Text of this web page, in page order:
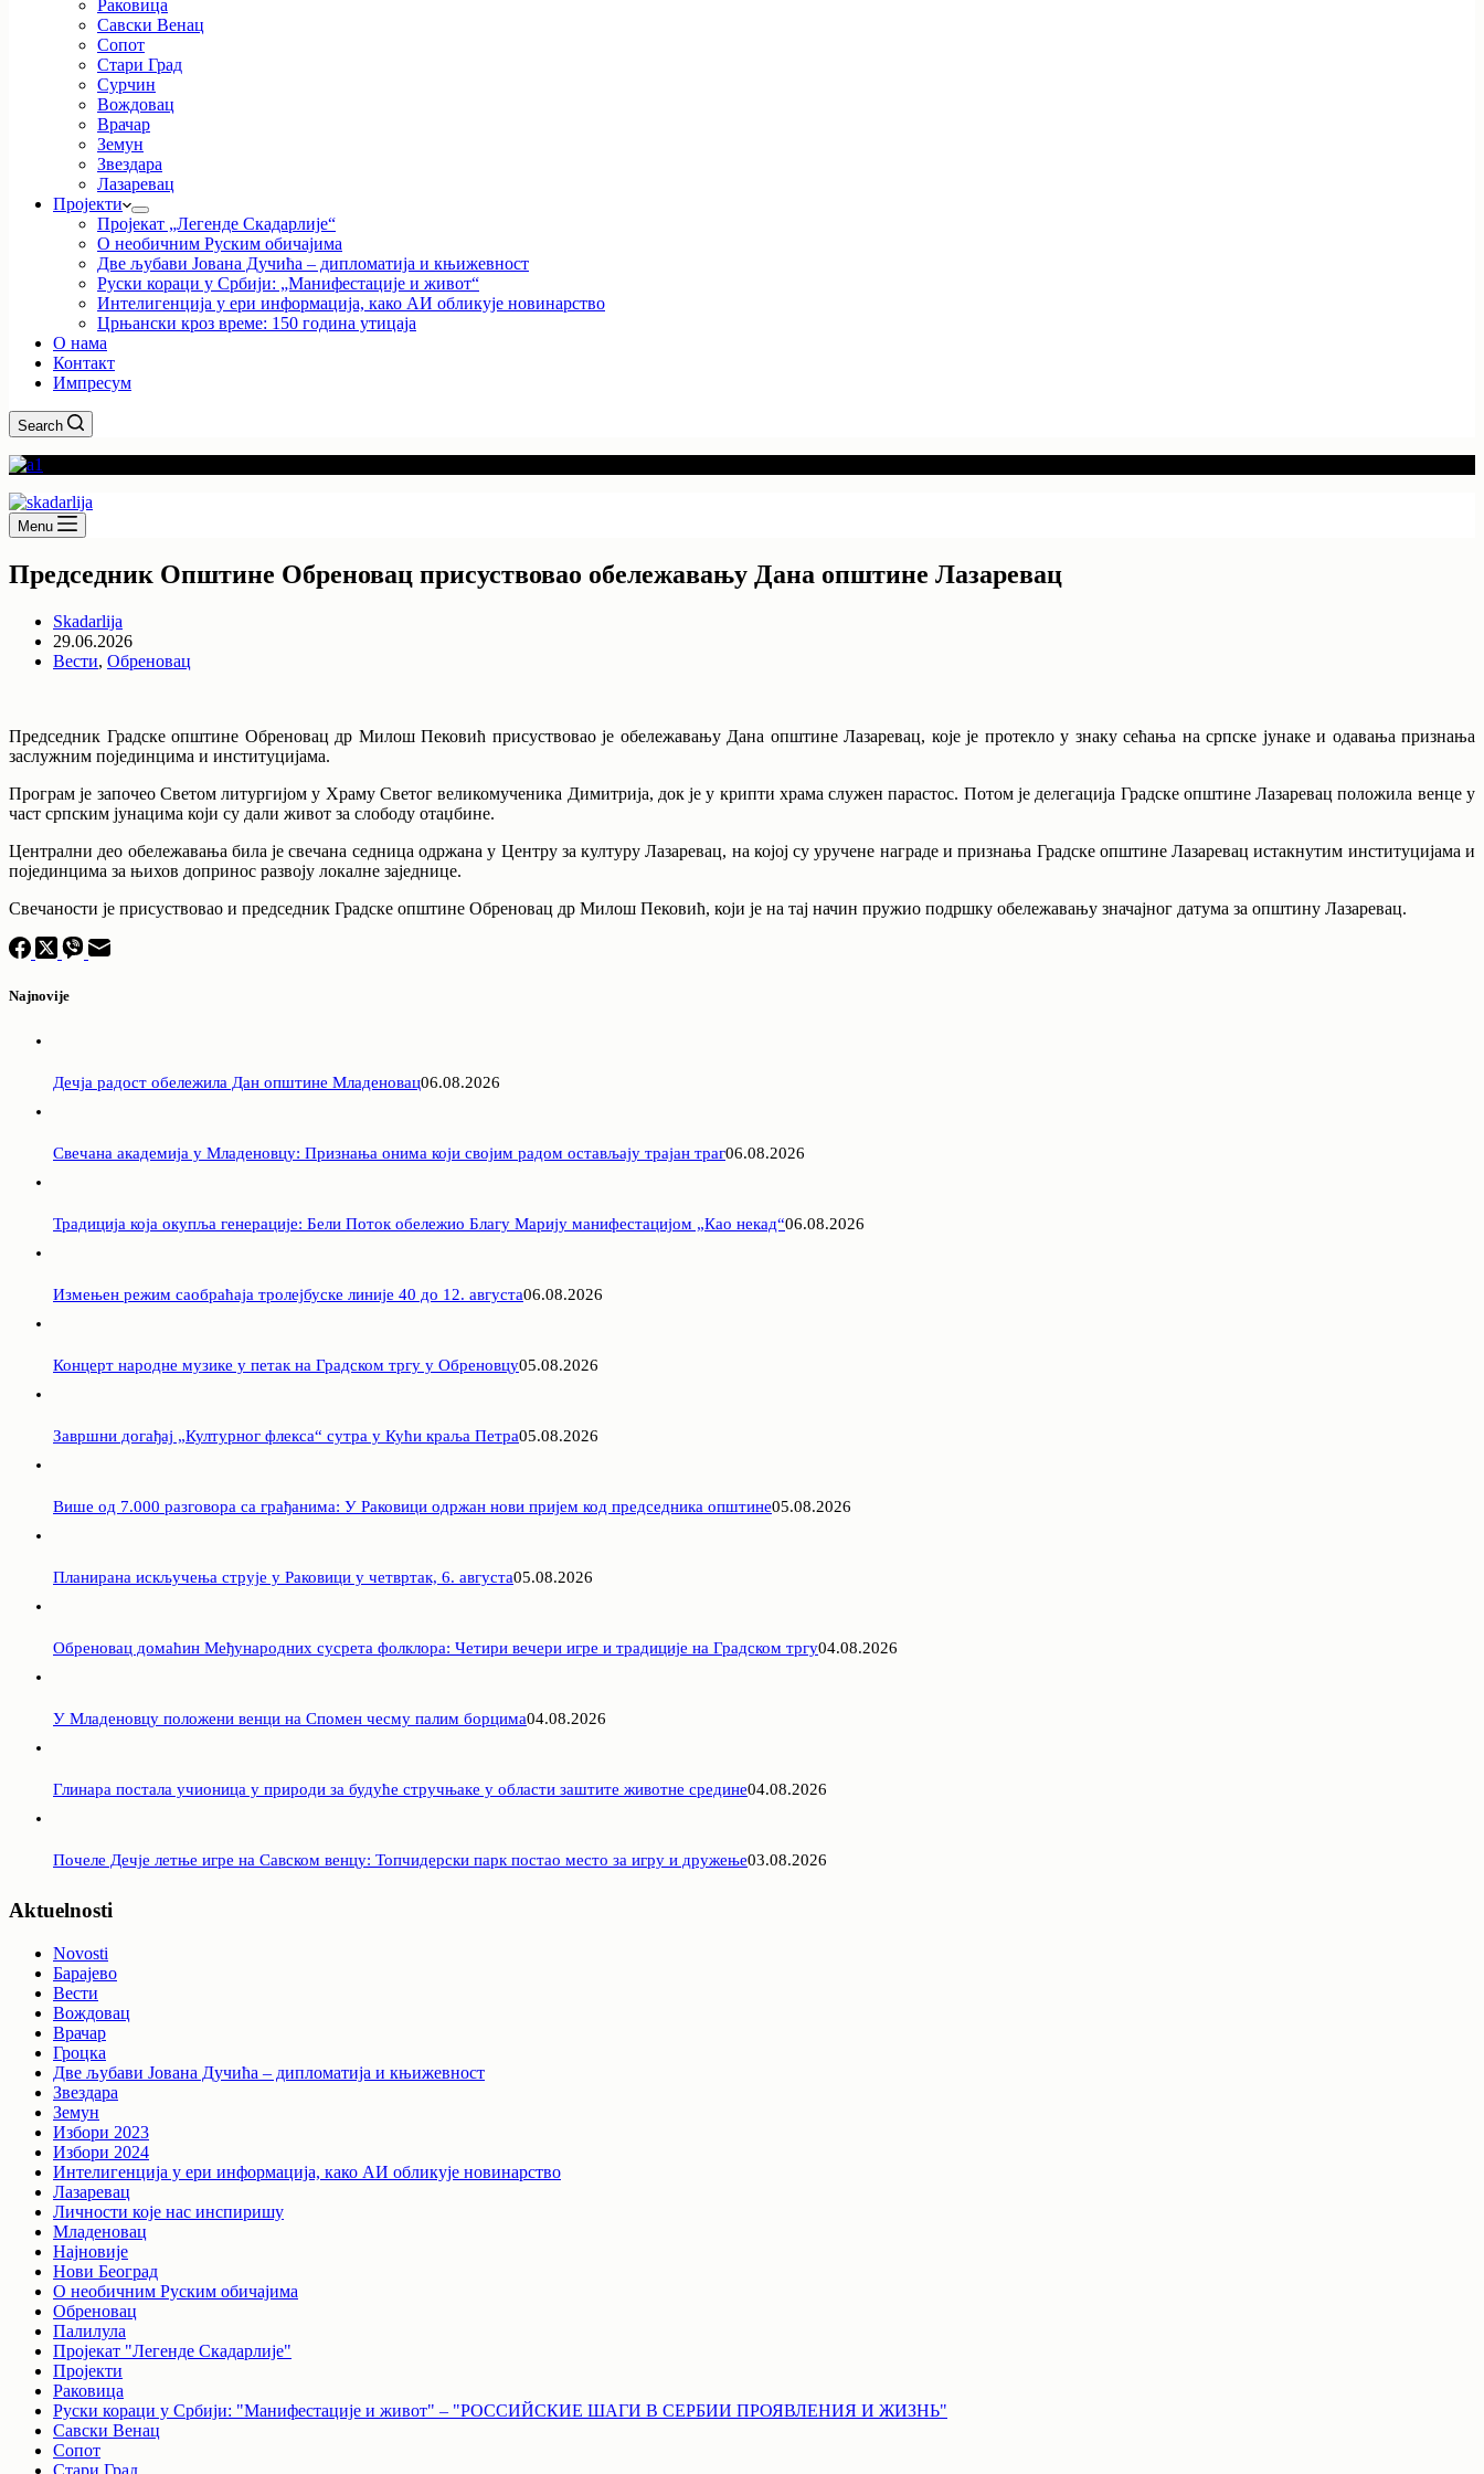
Раковица
Савски Венац
Сопот
Стари Град
Сурчин
Вождовац
Врачар
Земун
Звездара
Лазаревац
Пројекти
Пројекат „Легенде Скадарлије“
О необичним Руским обичајима
Две љубави Јована Дучића – дипломатија и књижевност
Руски кораци у Србији: „Манифестације и живот“
Интелигенција у ери информација, како АИ обликује новинарство
Црњански кроз време: 150 година утицаја
О нама
Контакт
Импресум
Search
Menu
Председник Општине Обреновац присуствовао обележавању Дана општине Лазаревац
Skadarlija
29.06.2026
Вести, Обреновац
Председник Градске општине Обреновац др Милош Пековић присуствовао је обележавању Дана општине Лазаревац, које је протекло у знаку сећања на српске јунаке и одавања признања
заслужним појединцима и институцијама.
Програм је започео Светом литургијом у Храму Светог великомученика Димитрија, док је у крипти храма служен парастос. Потом је делегација Градске општине Лазаревац положила венце у
част српским јунацима који су дали живот за слободу отаџбине.
Централни део обележавања била је свечана седница одржана у Центру за културу Лазаревац, на којој су уручене награде и признања Градске општине Лазаревац истакнутим институцијама и
појединцима за њихов допринос развоју локалне заједнице.
Свечаности је присуствовао и председник Градске општине Обреновац др Милош Пековић, који је на тај начин пружио подршку обележавању значајног датума за општину Лазаревац.
Najnovije
Дечја радост обележила Дан општине Младеновац06.08.2026
Свечана академија у Младеновцу: Признања онима који својим радом остављају трајан траг06.08.2026
Традиција која окупља генерације: Бели Поток обележио Благу Марију манифестацијом „Као некад“06.08.2026
Измењен режим саобраћаја тролејбуске линије 40 до 12. августа06.08.2026
Концерт народне музике у петак на Градском тргу у Обреновцу05.08.2026
Завршни догађај „Културног флекса“ сутра у Кући краља Петра05.08.2026
Више од 7.000 разговора са грађанима: У Раковици одржан нови пријем код председника општине05.08.2026
Планирана искључења струје у Раковици у четвртак, 6. августа05.08.2026
Обреновац домаћин Међународних сусрета фолклора: Четири вечери игре и традиције на Градском тргу04.08.2026
У Младеновцу положени венци на Спомен чесму палим борцима04.08.2026
Глинара постала учионица у природи за будуће стручњаке у области заштите животне средине04.08.2026
Почеле Дечје летње игре на Савском венцу: Топчидерски парк постао место за игру и дружење03.08.2026
Aktuelnosti
Novosti
Барајево
Вести
Вождовац
Врачар
Гроцка
Две љубави Јована Дучића – дипломатија и књижевност
Звездара
Земун
Избори 2023
Избори 2024
Интелигенција у ери информација, како АИ обликује новинарство
Лазаревац
Личности које нас инспиришу
Младеновац
Најновије
Нови Београд
О необичним Руским обичајима
Обреновац
Палилула
Пројекат "Легенде Скадарлије"
Пројекти
Раковица
Руски кораци у Србији: "Манифестације и живот" – "РОССИЙСКИЕ ШАГИ В СЕРБИИ ПРОЯВЛЕНИЯ И ЖИЗНЬ"
Савски Венац
Сопот
Стари Град